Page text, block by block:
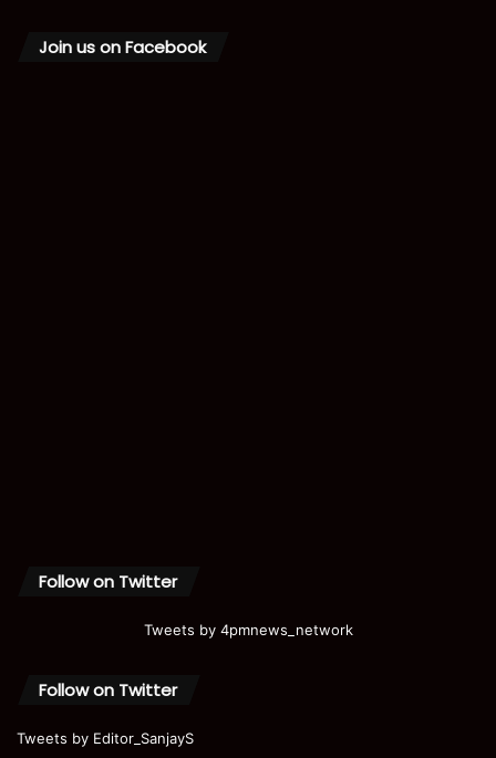
Join us on Facebook
Follow on Twitter
Tweets by 4pmnews_network
Follow on Twitter
Tweets by Editor_SanjayS